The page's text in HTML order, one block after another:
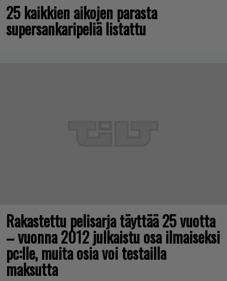
25 kaikkien aikojen parasta
supersankaripeliä listattu
Rakastettu pelisarja täyttää 25 vuotta
– vuonna 2012 julkaistu osa ilmaiseksi
pc:lle, muita osia voi testailla
maksutta